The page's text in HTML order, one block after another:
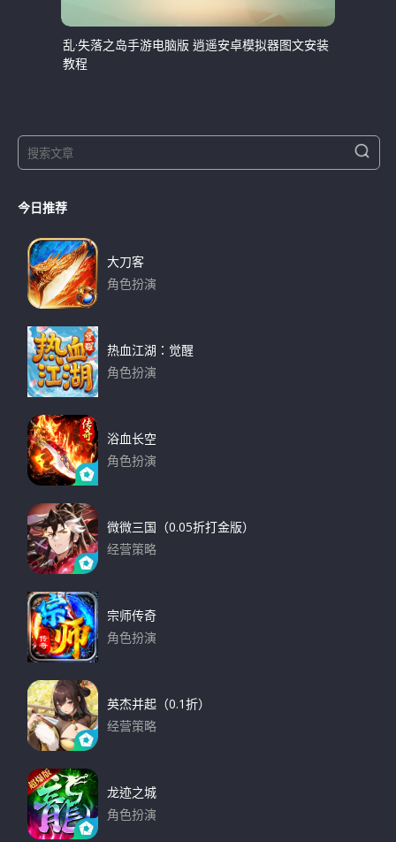
乱·失落之岛手游电脑版 逍遥安卓模拟器图文安装
教程
e
r
S
e
今日推荐
大刀客
角色扮演
热血江湖：觉醒
角色扮演
浴血长空
角色扮演
微微三国（0.05折打金版）
经营策略
宗师传奇
角色扮演
英杰并起（0.1折）
经营策略
龙迹之城
角色扮演